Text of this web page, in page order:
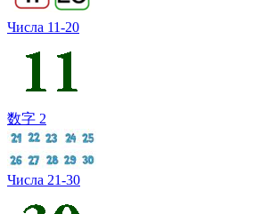
Числа 11-20
数字 2
Числа 21-30